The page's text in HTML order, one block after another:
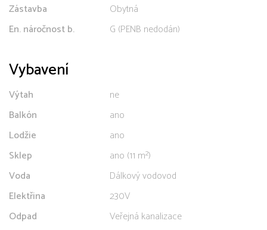
Zástavba
Obytná
En. náročnost b.
G (PENB nedodán)
Vybavení
Výtah
ne
Balkón
ano
Lodžie
ano
Sklep
ano (11 m²)
Voda
Dálkový vodovod
Elektřina
230V
Odpad
Veřejná kanalizace